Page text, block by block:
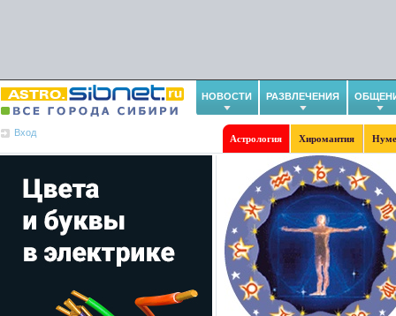
НОВОСТИ РАЗВЛЕЧЕНИЯ
Вход
Астрология Хиромантия